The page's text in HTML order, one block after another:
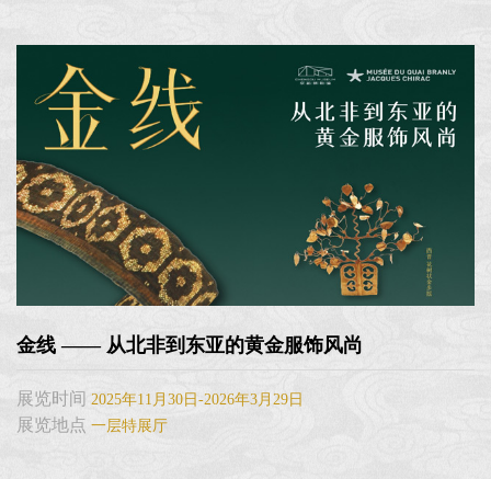
金线 —— 从北非到东亚的黄金服饰风尚
展览时间 2025年11月30日-2026年3月29日
展览地点 一层特展厅